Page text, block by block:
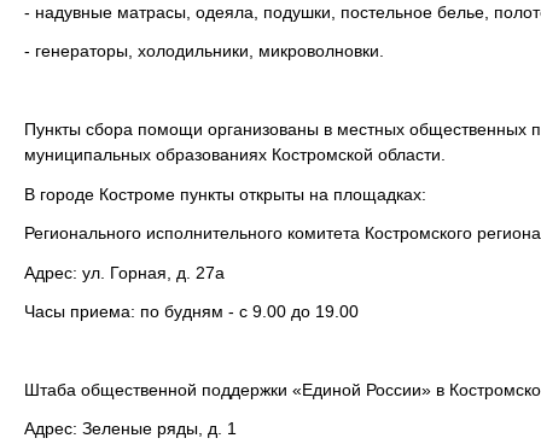
- надувные матрасы, одеяла, подушки, постельное белье,
- генераторы, холодильники, микроволновки.
Пункты сбора помощи организованы в местных общественных
муниципальных образованиях Костромской области.
В городе Костроме пункты открыты на площадках:
Регионального исполнительного комитета Костромского
Адрес: ул. Горная, д. 27а
Часы приема: по будням - с 9.00 до 19.00
Штаба общественной поддержки «Единой России» в
Адрес: Зеленые ряды, д. 1